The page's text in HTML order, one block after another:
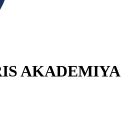
AKADEMIYA